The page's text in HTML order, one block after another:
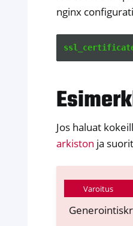
nginx
Jos haluat
arkiston ja
Varoitus